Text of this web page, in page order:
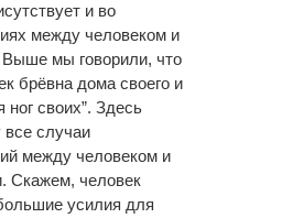
и во
между человеком и
Выше мы говорили, что
брёвна дома своего и
ног своих”. Здесь
случаи
между человеком и
Скажем, человек
усилия для